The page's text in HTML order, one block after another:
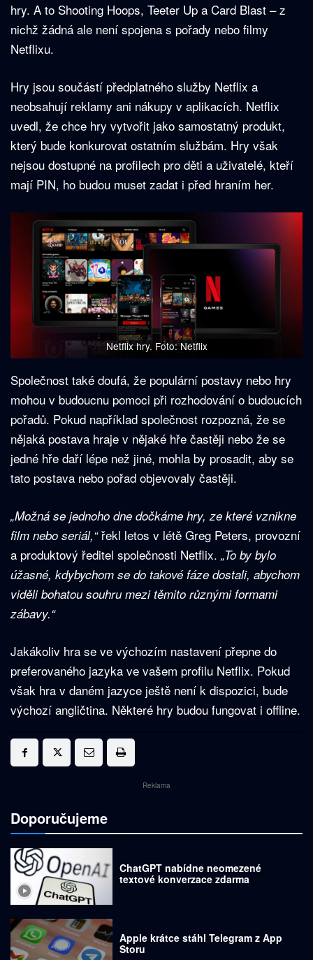
hry. A to Shooting Hoops, Teeter Up a Card Blast – z
nichž žádná ale není spojena s pořady nebo filmy
Netflixu.
Hry jsou součástí předplatného služby Netflix a
neobsahují reklamy ani nákupy v aplikacích. Netflix
uvedl, že chce hry vytvořit jako samostatný produkt,
který bude konkurovat ostatním službám. Hry však
nejsou dostupné na profilech pro děti a uživatelé, kteří
mají PIN, ho budou muset zadat i před hraním her.
Netflix hry. Foto: Netflix
Společnost také doufá, že populární postavy nebo hry
mohou v budoucnu pomoci při rozhodování o budoucích
pořadů. Pokud například společnost rozpozná, že se
nějaká postava hraje v nějaké hře častěji nebo že se
jedné hře daří lépe než jiné, mohla by prosadit, aby se
tato postava nebo pořad objevovaly častěji.
„Možná se jednoho dne dočkáme hry, ze které vznikne
film nebo seriál,“řekl letos v létě Greg Peters, provozní
a produktový ředitel společnosti Netflix. „To by bylo
úžasné, kdybychom se do takové fáze dostali, abychom
viděli bohatou souhru mezi těmito různými formami
zábavy.“
Jakákoliv hra se ve výchozím nastavení přepne do
preferovaného jazyka ve vašem profilu Netflix. Pokud
však hra v daném jazyce ještě není k dispozici, bude
výchozí angličtina. Některé hry budou fungovat i offline.
Reklama
Doporučujeme
ChatGPT nabídne neomezené
textové konverzace zdarma
Apple krátce stáhl Telegram z App
Storu